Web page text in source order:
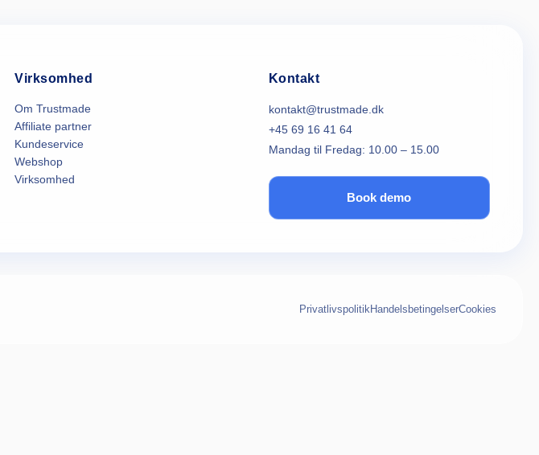
Virksomhed
Om Trustmade
Affiliate partner
Kundeservice
Webshop
Virksomhed
Kontakt
kontakt@trustmade.dk
+45 69 16 41 64
Mandag til Fredag: 10.00 – 15.00
Book demo
PrivatlivspolitikHandelsbetingelserCookies